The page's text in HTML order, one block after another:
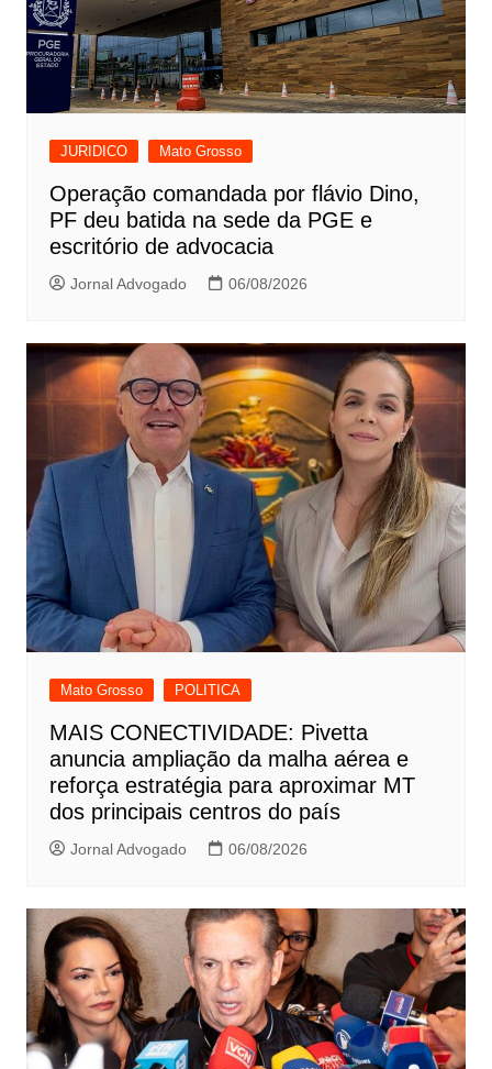
JURIDICO Mato Grosso
Operação comandada por flávio Dino,
PF deu batida na sede da PGE e
escritório de advocacia
Jornal Advogado 06/08/2026
Mato Grosso POLITICA
MAIS CONECTIVIDADE: Pivetta
anuncia ampliação da malha aérea e
reforça estratégia para aproximar MT
dos principais centros do país
Jornal Advogado 06/08/2026